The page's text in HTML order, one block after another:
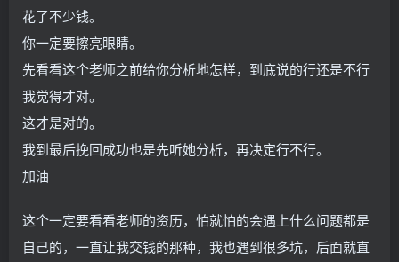
花了不少钱。
你一定要擦亮眼睛。
先看看这个老师之前给你分析地怎样，到底说的行还是不行
我觉得才对。
这才是对的。
我到最后挽回成功也是先听她分析，再决定行不行。
加油
这个一定要看看老师的资历，怕就怕的会遇上什么问题都是
自己的，一直让我交钱的那种，我也遇到很多坑，后面就直